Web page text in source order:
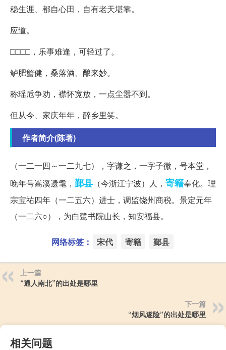
稳生涯、都自心田，自有老天堪靠。
应道。
□□□□，乐事难逢，可轻过了。
鲈肥蟹健，桑落酒、酿来妙。
称瑶卮争劝，襟怀宽放，一点尘嚣不到。
但从今、家庆年年，醉乡里笑。
作者简介(陈著)
（一二一四～一二九七），字谦之，一字子微，号本堂，
晚年号嵩溪遗耄， 鄞县 （今浙江宁波）人， 寄籍奉化。理
宗宝祐四年（一二五六）进士，调监饶州商税。景定元年
（一二六○），为白鹭书院山长，知安福县。
网络标签： 宋代 寄籍 鄞县
上一篇
“通人南北”的出处是哪里
下一篇
“烟风遂险”的出处是哪里
相关问题